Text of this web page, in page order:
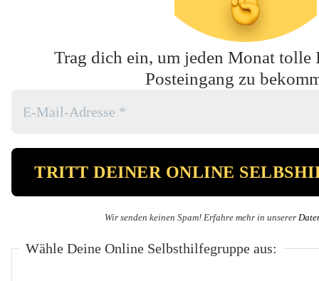
Trag dich ein, um jeden Monat tolle
Posteingang zu
Wir senden keinen Spam! Erfahre mehr in unserer
Wähle Deine Online Selbsthilfegruppe aus: